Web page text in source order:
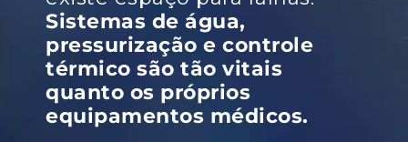
Sistemas de água,
pressurização e controle
térmico são tão vitais
quanto os próprios
equipamentos médicos.